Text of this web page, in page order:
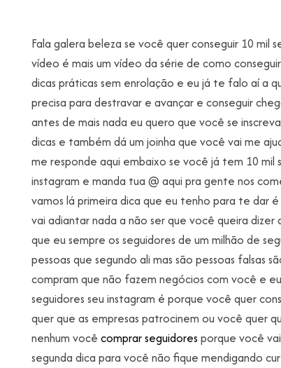
Fala galera beleza se você quer conseguir 10
vídeo é mais um vídeo da série de como
dicas práticas sem enrolação e eu já te falo aí a
precisa para destravar e avançar e conseguir
antes de mais nada eu quero que você se
dicas e também dá um joinha que você vai me
me responde aqui embaixo se você já tem 10
instagram e manda tua @ aqui pra gente nos
vamos lá primeira dica que eu tenho para te dar
vai adiantar nada a não ser que você queira
que eu sempre os seguidores de um milhão de
pessoas que segundo ali mas são pessoas falsas
compram que não fazem negócios com você e
seguidores seu instagram é porque você quer
quer que as empresas patrocinem ou você quer
nenhum você comprar seguidores porque você
segunda dica para você não fique mendigando